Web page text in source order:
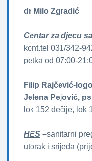
dr Milo Zgradić
Centar za djecu
kont.tel 031/342-
petka od 07:00-
Filip Rajčević-
Jelena Pejović,
lok 152 dečije, lok
HES –sanitarni
utorak i srijeda